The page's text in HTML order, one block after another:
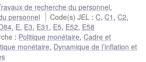
de recherche du personnel,
personnel
Code(s) JEL :C,C1 ,C2,
, E, E3, E31 , E5, E52, E58
: Politique monétaire,Cadre et
monétaire, Dynamique de l’inflation et